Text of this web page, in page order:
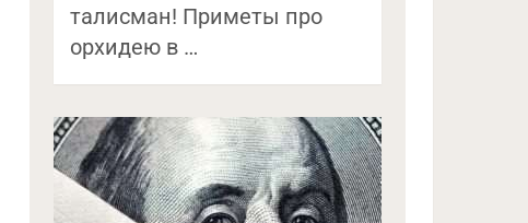
талисман! Приметы про
орхидею в …